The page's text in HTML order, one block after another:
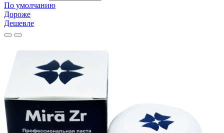
По умолчанию
Дороже
Дешевле